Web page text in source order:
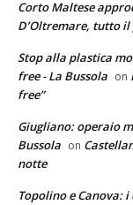
Corto Maltese
D’Oltremare, tutto il
Stop alla plastica
free - La Bussola on
free”
Giugliano: operaio
Bussola on
notte
Topolino e Canova: